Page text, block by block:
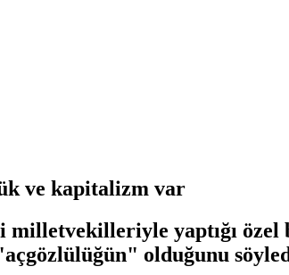
ve kapitalizm var
yaptığı
olduğunu